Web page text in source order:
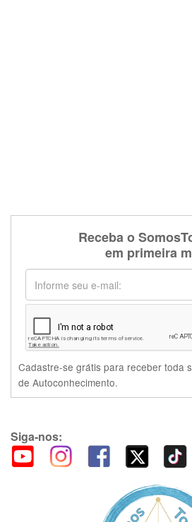
Receba o
em primeira
Cadastre-se grátis para receber toda
de Autoconhecimento.
Siga-nos: